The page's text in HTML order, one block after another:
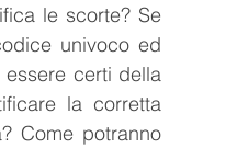
le scorte? Se
univoco ed
certi della
la corretta
Come potranno